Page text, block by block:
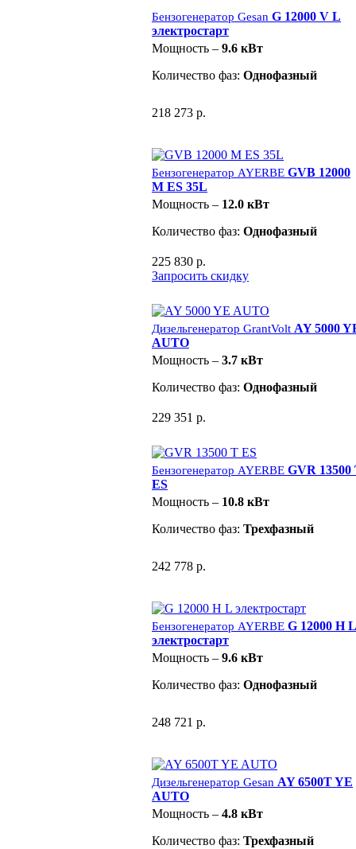
Бензогенератор Gesan G 12000 V L
электростарт
Мощность – 9.6 кВт
Количество фаз: Однофазный
218 273 р.
Бензогенератор AYERBE GVB 12000
M ES 35L
Мощность – 12.0 кВт
Количество фаз: Однофазный
225 830 р.
Запросить скидку
Дизельгенератор GrantVolt AY 5000
AUTO
Мощность – 3.7 кВт
Количество фаз: Однофазный
229 351 р.
Бензогенератор AYERBE GVR 13500
ES
Мощность – 10.8 кВт
Количество фаз: Трехфазный
242 778 р.
Бензогенератор AYERBE G 12000 H L
электростарт
Мощность – 9.6 кВт
Количество фаз: Однофазный
248 721 р.
Дизельгенератор Gesan AY 6500T YE
AUTO
Мощность – 4.8 кВт
Количество фаз: Трехфазный